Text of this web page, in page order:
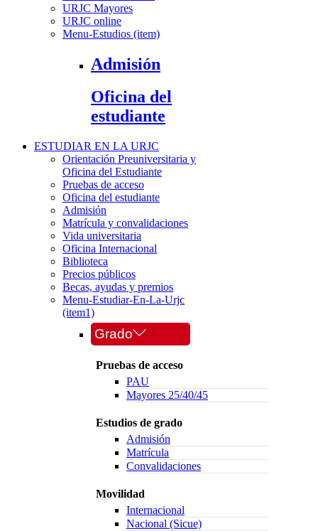
URJC Mayores
URJC online
Menu-Estudios (item)
Admisión
Oficina del
estudiante
ESTUDIAR EN LA URJC
Orientación Preuniversitaria y
Oficina del Estudiante
Pruebas de acceso
Oficina del estudiante
Admisión
Matrícula y convalidaciones
Vida universitaria
Oficina Internacional
Biblioteca
Precios públicos
Becas, ayudas y premios
Menu-Estudiar-En-La-Urjc
(item1)
Grado
Pruebas de acceso
PAU
Mayores 25/40/45
Estudios de grado
Admisión
Matrícula
Convalidaciones
Movilidad
Internacional
Nacional (Sicue)